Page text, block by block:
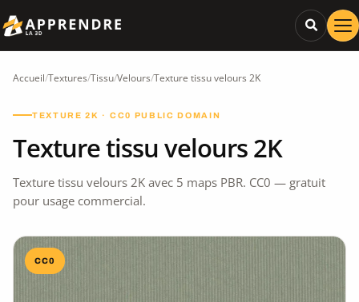
Accueil/Textures/Tissu/Velours/Texture tissu velours 2K
TEXTURE 2K · CC0 PUBLIC DOMAIN
Texture tissu velours 2K
Texture tissu velours 2K avec 5 maps PBR. CC0 — gratuit
pour usage commercial.
CC0